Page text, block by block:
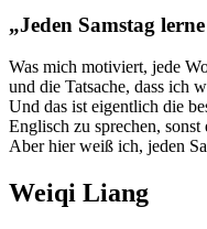
„Jeden Samstag
Was mich motiviert, jede
und die Tatsache, dass ich
Und das ist eigentlich die
Englisch zu sprechen, sonst
Aber hier weiß ich, jeden
Weiqi Liang